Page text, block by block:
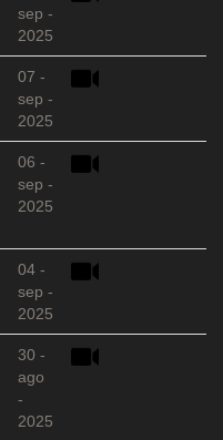
sep -
2025
07 -
sep -
2025
06 -
sep -
2025
04 -
sep -
2025
30 -
ago
-
2025